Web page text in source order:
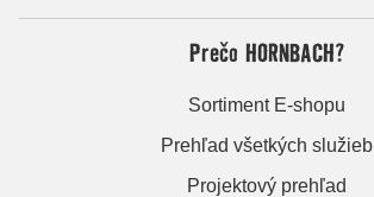
Prečo HORNBACH?
Sortiment E-shopu
Prehľad všetkých služieb
Projektový prehľad